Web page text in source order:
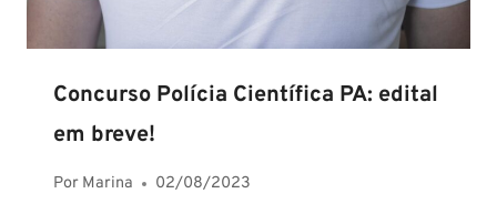
Concurso Polícia Científica PA: edital
em breve!
Por Marina 02/08/2023